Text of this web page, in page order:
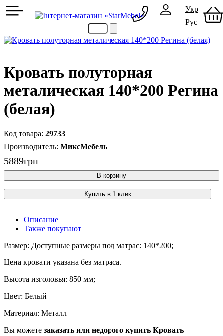
Кровать полуторная
металическая 140*200 Регина
(белая)
29733
МиксМебель
5889грн
В корзину
Купить в 1 клик
Описание
Также покупают
Размер: Доступные размеры под матрас: 140*200;
Цена кровати указана без матраса.
Высота изголовья: 850 мм;
Цвет: Белый
Материал: Металл
Вы можете заказать или недорого купить Кровать
097 489-08-00
050 386-44-73
Укр
Рус